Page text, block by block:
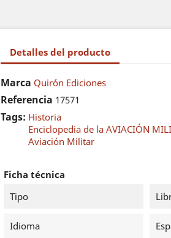
Detalles del producto
Marca Quirón Ediciones
Referencia 17571
Tags: Historia
Enciclopedia de la AVIACIÓN MILI
Aviación Militar
Ficha técnica
Tipo
Idioma